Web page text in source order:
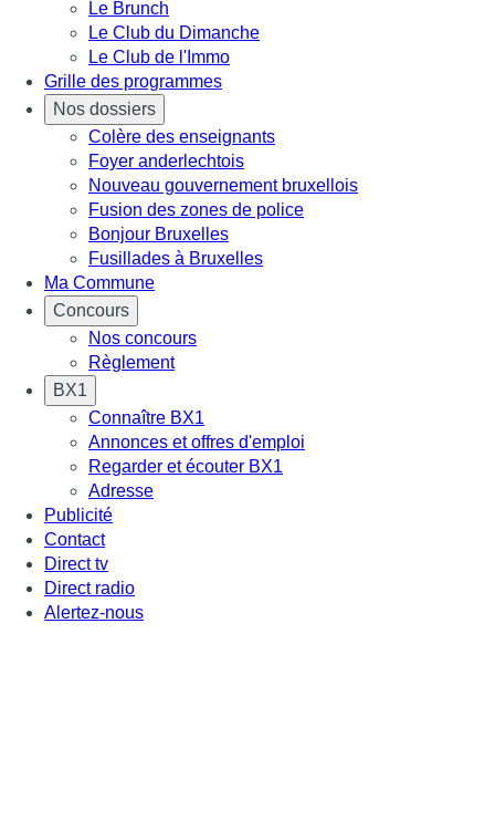
Le Brunch
Le Club du Dimanche
Le Club de l'Immo
Grille des programmes
Nos dossiers
Colère des enseignants
Foyer anderlechtois
Nouveau gouvernement bruxellois
Fusion des zones de police
Bonjour Bruxelles
Fusillades à Bruxelles
Ma Commune
Concours
Nos concours
Règlement
BX1
Connaître BX1
Annonces et offres d'emploi
Regarder et écouter BX1
Adresse
Publicité
Contact
Direct tv
Direct radio
Alertez-nous